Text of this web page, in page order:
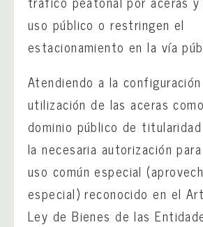
uso público o restringen el
estacionamiento en la vía
Atendiendo a la
utilización de las aceras
dominio público de
la necesaria autorización
uso común especial
especial) reconocido en el
Ley de Bienes de las